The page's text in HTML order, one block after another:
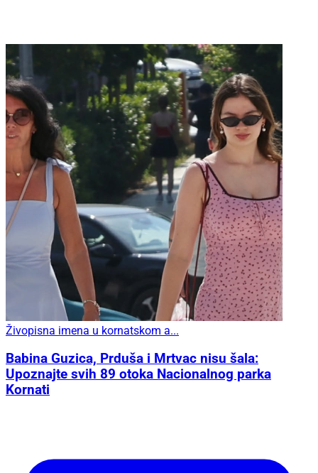
Živopisna imena u kornatskom a...
Babina Guzica, Prduša i Mrtvac nisu šala:
Upoznajte svih 89 otoka Nacionalnog parka
Kornati